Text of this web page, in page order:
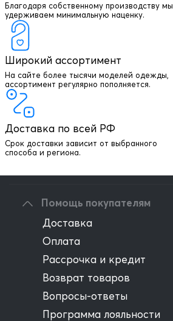
Благодаря собственному производству мы
удерживаем минимальную наценку.
Широкий ассортимент
На сайте более тысячи моделей одежды,
ассортимент регулярно пополняется.
Доставка по всей РФ
Срок доставки зависит от выбранного
способа и региона.
+7 903 003 03 79
Написать директору
Помощь покупателям
Доставка
Оплата
Рассрочка и кредит
Возврат товаров
Вопросы-ответы
Программа лояльности